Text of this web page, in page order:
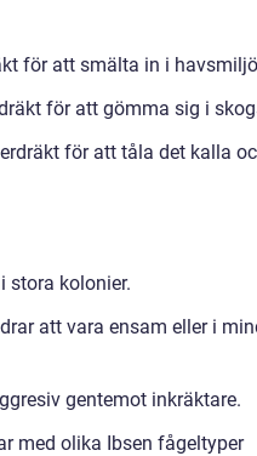
för att smälta in i
för att gömma sig i
för att tåla det kalla
stora kolonier.
att vara ensam eller i
gentemot inkräktare.
med olika Ibsen fågeltyper